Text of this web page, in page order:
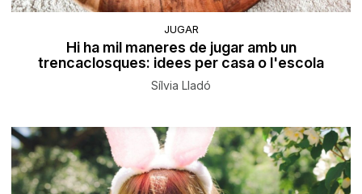
JUGAR
Hi ha mil maneres de jugar amb un
trencaclosques: idees per casa o l'escola
Sílvia Lladó